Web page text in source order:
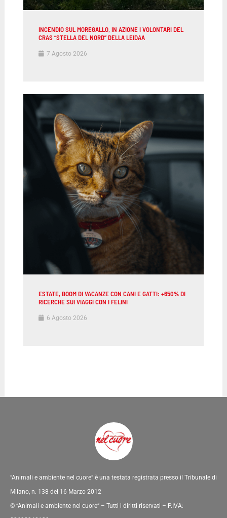
INCENDIO SUL MOREGALLO, IN AZIONE I VOLONTARI DEL
CRAS “STELLA DEL NORD” DELLA LEIDAA
7 Agosto 2026
ESTATE, BOOM DI VACANZE CON CANI E GATTI: +650% DI
RICERCHE SUI VIAGGI CON I FELINI
6 Agosto 2026
“Animali e ambiente nel cuore” è una testata registrata presso il Tribunale di
Milano, n. 138 del 16 Marzo 2012
© “Animali e ambiente nel cuore” – Tutti i diritti riservati – P.IVA: